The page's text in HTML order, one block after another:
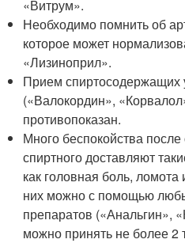
«Витрум».
Необходимо помнить об
которое может
«Лизиноприл».
Прием спиртосодержащих
(«Валокордин»,
противопоказан.
Много беспокойства
спиртного доставляют
как головная боль, ломота
них можно с помощью
препаратов («Анальгин»,
можно принять не более 2